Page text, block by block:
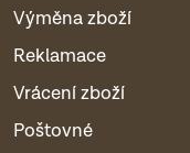
Výměna zboží
Reklamace
Vrácení zboží
Poštovné